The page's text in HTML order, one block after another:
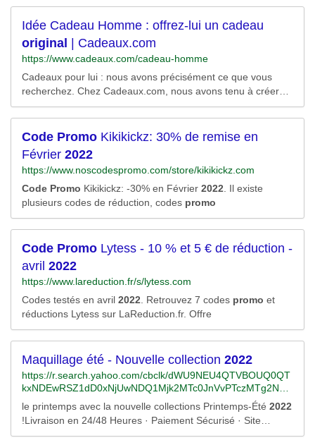
0ZW50JTNkTDMlMjUyMCUyNTdDJTI1MjAyNjk2JTI1MjAlMj
U3QyUyNTIwKEJlZHMlMjUyMCUyNTI2JTI1MjBBY2Nlc3Nvc
mllcyklMjUyMCUyNTdDJTI1MjBNYXR0cmVzc2Vz%26rlid%3
d847b62e2c5bb122628a400bd01a03f75/RK=2/RS=WJ0MWt
G9w5MVegGx3oPXz3RzQFM-
audiovisuel, micro-informatique pour collectivités,
entreprises, écoles...
Idée Cadeau Homme : offrez-lui un cadeau
original
| Cadeaux.com
https://www.cadeaux.com/cadeau-homme
Cadeaux pour lui : nous avons précisément ce que vous
recherchez. Chez Cadeaux.com, nous avons tenu à créer
une gamme de cadeaux à petits prix tout à fait originale.
Pour moins de 20€, vous pouvez retrouver vos cadeaux
personnalisés préférés tels que nos verres gravés comme le
verre à bière...
Code Promo Kikikickz: 30% de remise en
Février 2022
https://www.noscodespromo.com/store/kikikickz.com
Code Promo Kikikickz: -30% en Février 2022 . Il existe
plusieurs codes de réduction, codes promo
Code Promo Lytess - 10 % et 5 € de réduction -
avril 2022
https://www.lareduction.fr/s/lytess.com
Codes testés en avril 2022 . Retrouvez 7 codes promo et
réductions Lytess sur LaReduction.fr. Offre
Maquillage été - Nouvelle collection 2022
https://r.search.yahoo.com/cbclk/dWU9NEU4QTVBOUQ0QT
kxNDEwRSZ1dD0xNjUwNDQ1Mjk2MTc0JnVvPTczMTg2NTE
wNzIwNTczJmx0PTImcz0yJmVzPW1WX3lhZUVHUFNfRm9K
czNUTkhMUElnR1RsZHVQQXF4bk5SWnprV21nbC5rMlNrL
Q-
-/RV=2/RE=1650474096/RO=10/RU=https%3a%2f%2fwww.b
le printemps avec la nouvelle collections Printemps-Été 2022
!Livraison en 24/48 Heures · Paiement Sécurisé · Site
Officiel · Livraison offerte dès 60€